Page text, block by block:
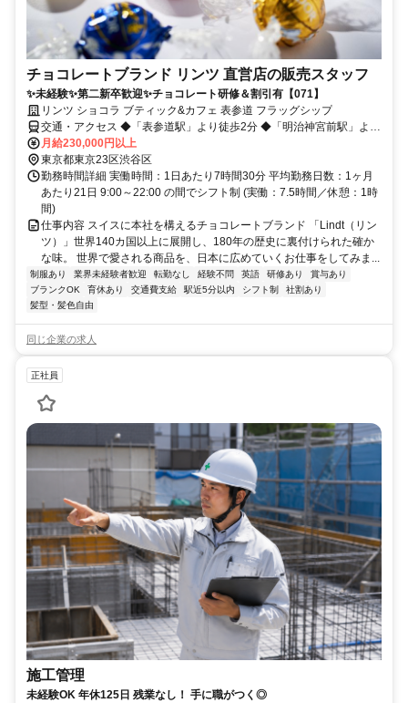
チョコレートブランド リンツ 直営店の販売スタッフ
✨未経験✨第二新卒歓迎✨チョコレート研修＆割引有【071】
リンツ ショコラ ブティック&カフェ 表参道 フラッグシップ
交通・アクセス ◆「表参道駅」より徒歩2分 ◆「明治神宮前駅」より
徒歩6分 ◆「原宿駅」より徒歩10分
月給230,000円以上
東京都東京23区渋谷区
勤務時間詳細 実働時間：1日あたり7時間30分 平均勤務日数：1ヶ月
あたり21日 9:00～22:00 の間でシフト制 (実働：7.5時間／休憩：1時
間)
仕事内容 スイスに本社を構えるチョコレートブランド 「Lindt（リン
ツ）」世界140カ国以上に展開し、180年の歴史に裏付けられた確か
な味。 世界で愛される商品を、日本に広めていくお仕事をしてみま...
制服あり 業界未経験者歓迎 転勤なし 経験不問 英語 研修あり
賞与あり
ブランクOK
育休あり 交通費支給 駅近5分以内 シフト制
社割あり
髪型・髪色自由
同じ企業の求人
正社員
施工管理
未経験OK 年休125日 残業なし！ 手に職がつく◎